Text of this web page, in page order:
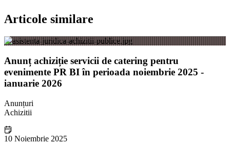
Articole similare
Anunț achiziție servicii de catering pentru
evenimente PR BI în perioada noiembrie 2025 -
ianuarie 2026
Anunțuri
Achizitii
10 Noiembrie 2025